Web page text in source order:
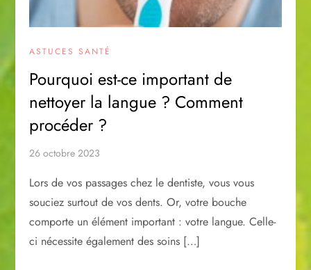
ASTUCES SANTÉ
Pourquoi est-ce important de
nettoyer la langue ? Comment
procéder ?
26 octobre 2023
Lors de vos passages chez le dentiste, vous vous
souciez surtout de vos dents. Or, votre bouche
comporte un élément important : votre langue. Celle-
ci nécessite également des soins […]